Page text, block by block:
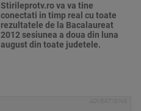
Stirileprotv.ro va va tine
conectati in timp real cu toate
rezultatele de la Bacalaureat
2012 sesiunea a doua din luna
august din toate judetele.